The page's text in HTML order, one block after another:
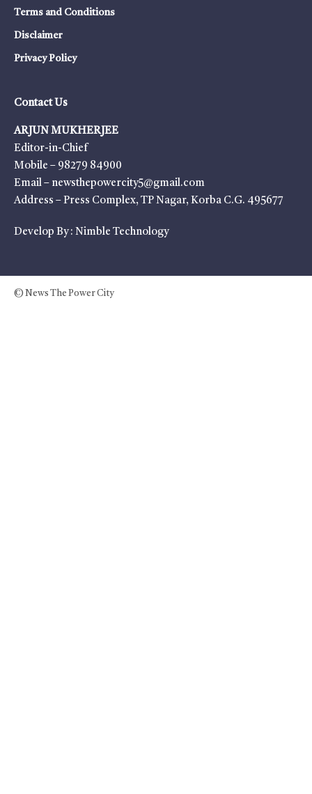
Terms and Conditions
Disclaimer
Privacy Policy
Contact Us
ARJUN MUKHERJEE
Editor-in-Chief
Mobile – 98279 84900
Email – newsthepowercity5@gmail.com
Address – Press Complex, TP Nagar, Korba C.G. 495677
Develop By : Nimble Technology
© News The Power City